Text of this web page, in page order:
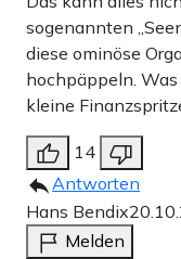
sogenannten
diese ominöse
hochpäppeln.
kleine
14
Antworten
Hans Bendix
Melden